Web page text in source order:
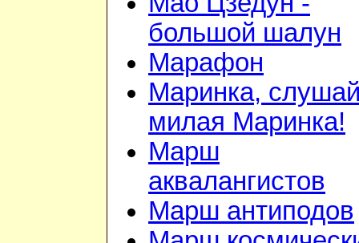
большой шалун
Марафон
Маринка,
милая Маринка!
Марш
аквалангистов
Марш антиподов